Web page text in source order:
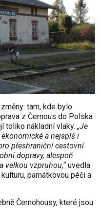
tam, kde bylo
z Černous do Polska
toliko nákladní vlaky. „Je
a nejspíš i
přeshraniční cestovní
dopravy, alespoň
velkou vzpruhou,“uvedla
památkovou péči a
Černohousy, které jsou